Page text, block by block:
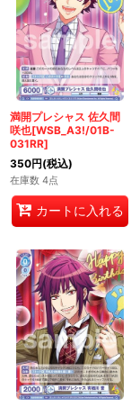
満開プレシャス 佐久間
咲也[WSB_A3!/01B-
031RR]
350円(税込)
在庫数 4点
カートに入れる